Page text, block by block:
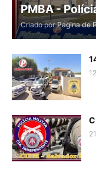
PMBA -
Criado por Pagina de